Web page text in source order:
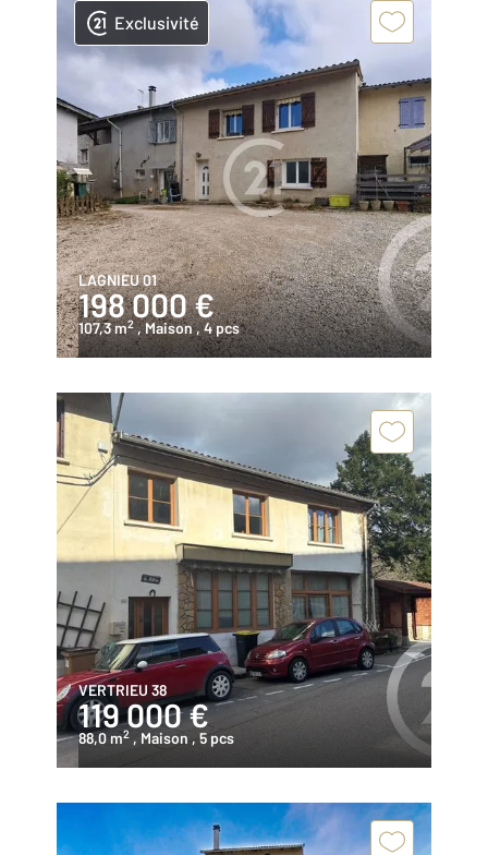
Exclusivité
LAGNIEU 01
198 000 €
107,3 m2 , Maison, 4 pcs
VERTRIEU 38
119 000 €
88,0 m2 , Maison , 5 pcs